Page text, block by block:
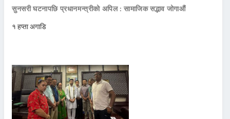
सुनसरी घटनापछि प्रधानमन्त्रीको अपिल : सामाजिक सद्भाव जोगाऔं
१ हप्ता अगाडि